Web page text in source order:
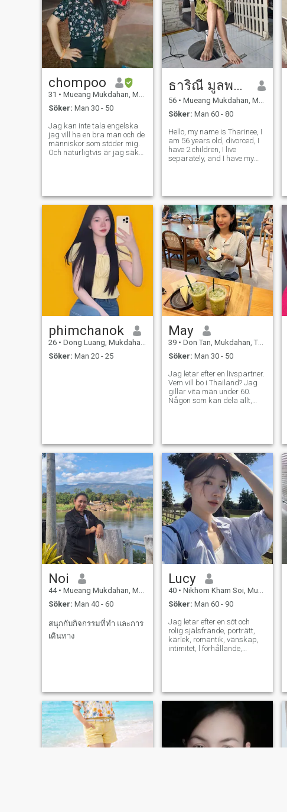
chompoo
31 • Mueang Mukdahan, Mukdahan, Thailand
Söker: Man 30 - 50
Jag kan inte tala engelska
jag vill ha en bra man och de
människor som stöder mig.
Och naturligtvis är jag säker
och den person jag väljer att
vara en make Jag är
ansvarig för att sälja och
beställa produkter. Jag
använder
översättningsappen. Kan
förvränga mötet. ”Kärlek. Om
vi är bra tror jag att jag
också kommer att träffa bra.
en sak som är viktig i kärlek,
sex är viktigt för mig.
ธาริณี มูลพรม
56 • Mueang Mukdahan, Mukdahan, Thailand
Söker: Man 60 - 80
Hello, my name is Tharinee, I
am 56 years old, divorced, I
have 2 children, I live
separately, and I have my
my
phimchanok
26 • Dong Luang, Mukdahan, Thailand
Söker: Man 20 - 25
May
39 • Don Tan, Mukdahan, Thailand
Söker: Man 30 - 50
Jag letar efter en livspartner.
Vem vill bo i Thailand? Jag
gillar vita män under 60.
Någon som kan dela allt,
soluppgången varje morgon.
Noi
44 • Mueang Mukdahan, Mukdahan, Thailand
Söker: Man 40 - 60
สนุกกับกิจกรรมที่ทำ และการ
เดินทาง
Lucy
40 • Nikhom Kham Soi, Mukdahan, Thailand
Söker: Man 60 - 90
Jag letar efter en söt och
rolig själsfrände, porträtt,
kärlek, romantik, vänskap,
intimitet, l förhållande,